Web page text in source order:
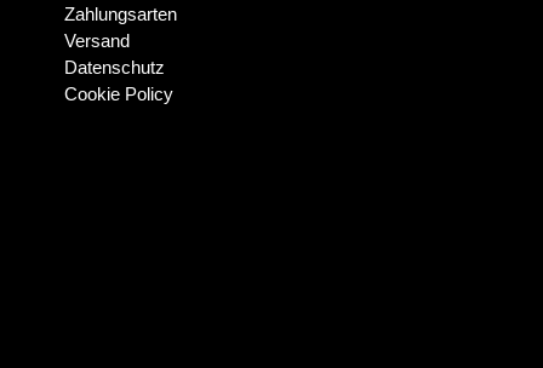
Zahlungsarten
Versand
Datenschutz
Cookie Policy